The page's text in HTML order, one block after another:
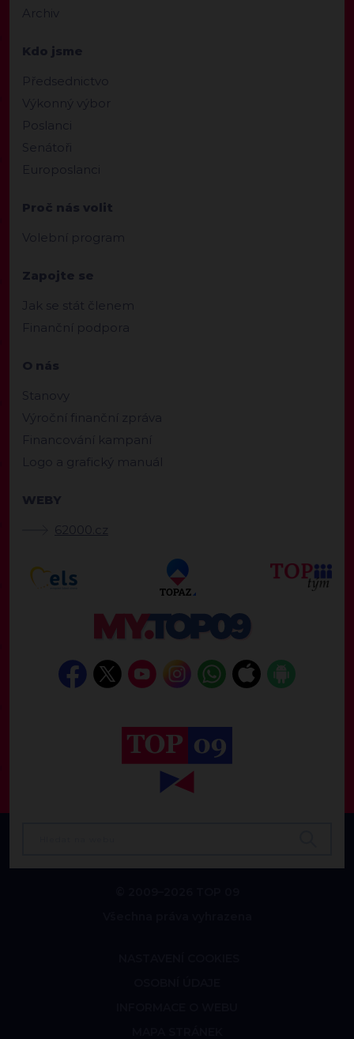
Archiv
Kdo jsme
Předsednictvo
Výkonný výbor
Poslanci
Senátoři
Europoslanci
Proč nás volit
Volební program
Zapojte se
Jak se stát členem
Finanční podpora
O nás
Stanovy
Výroční finanční zpráva
Financování kampaní
Logo a grafický manuál
WEBY
62000.cz